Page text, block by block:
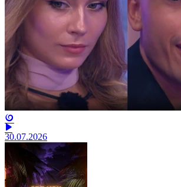
30.07.2026